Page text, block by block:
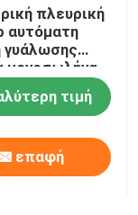
πλευρική
αυτόματη
γυάλωσης
μονοσωλήνα
σωλήνων
τιμή
επαφή